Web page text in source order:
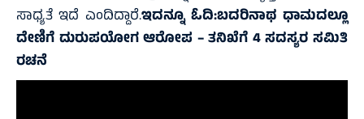
ಸಾಧ್ಯತೆ ಇದೆ ಎಂದಿದ್ದಾರೆ.ಇದನ್ನೂ ಓದಿ:ಬದರಿನಾಥ ಧಾಮದಲ್ಲೂ
ದೇಣಿಗೆ ದುರುಪಯೋಗ ಆರೋಪ – ತನಿಖೆಗೆ 4 ಸದಸ್ಯರ ಸಮಿತಿ
ರಚನೆ